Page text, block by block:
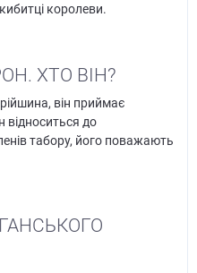
королеви.
ХТО ВІН?
він приймає
відноситься до
табору, його поважають